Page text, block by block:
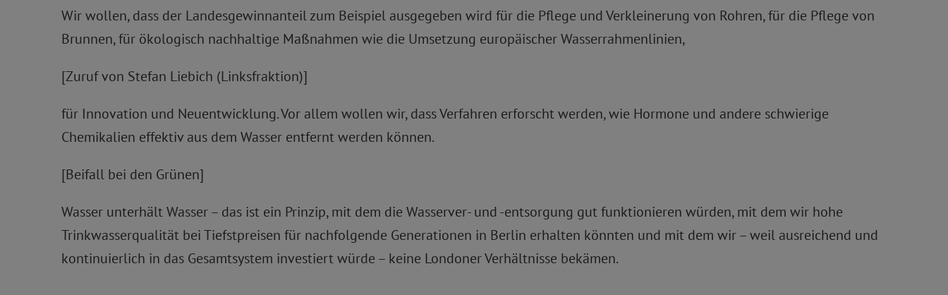
Wir wollen, dass der Landesgewinnanteil zum Beispiel ausgegeben wird für die Pflege und Verkleinerung von Rohren, für die Pflege von
Brunnen, für ökologisch nachhaltige Maßnahmen wie die Umsetzung europäischer Wasserrahmenlinien,
[Zuruf von Stefan Liebich (Linksfraktion)]
für Innovation und Neuentwicklung. Vor allem wollen wir, dass Verfahren erforscht werden, wie Hormone und andere schwierige
Chemikalien effektiv aus dem Wasser entfernt werden können.
[Beifall bei den Grünen]
Wasser unterhält Wasser – das ist ein Prinzip, mit dem die Wasserver- und -entsorgung gut funktionieren würden, mit dem wir hohe
Trinkwasserqualität bei Tiefstpreisen für nachfolgende Generationen in Berlin erhalten könnten und mit dem wir – weil ausreichend und
kontinuierlich in das Gesamtsystem investiert würde – keine Londoner Verhältnisse bekämen.